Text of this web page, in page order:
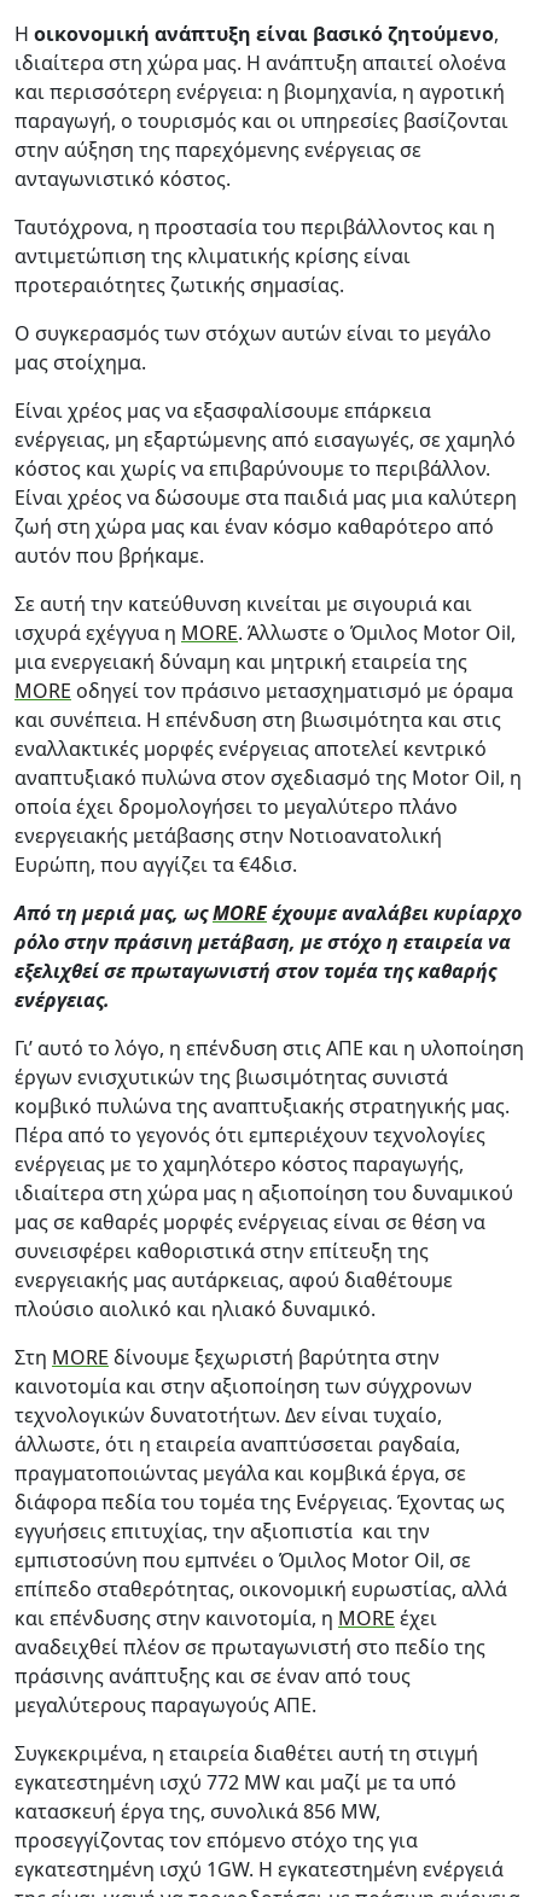
Η οικονομική ανάπτυξη είναι βασικό ζητούμενο,
ιδιαίτερα στη χώρα μας. Η ανάπτυξη απαιτεί ολοένα
και περισσότερη ενέργεια: η βιομηχανία, η αγροτική
παραγωγή, ο τουρισμός και οι υπηρεσίες βασίζονται
στην αύξηση της παρεχόμενης ενέργειας σε
ανταγωνιστικό κόστος.
Ταυτόχρονα, η προστασία του περιβάλλοντος και η
αντιμετώπιση της κλιματικής κρίσης είναι
προτεραιότητες ζωτικής σημασίας.
Ο συγκερασμός των στόχων αυτών είναι το μεγάλο
μας στοίχημα.
Είναι χρέος μας να εξασφαλίσουμε επάρκεια
ενέργειας, μη εξαρτώμενης από εισαγωγές, σε χαμηλό
κόστος και χωρίς να επιβαρύνουμε το περιβάλλον.
Είναι χρέος να δώσουμε στα παιδιά μας μια καλύτερη
ζωή στη χώρα μας και έναν κόσμο καθαρότερο από
αυτόν που βρήκαμε.
Σε αυτή την κατεύθυνση κινείται με σιγουριά και
ισχυρά εχέγγυα η MORE. Άλλωστε ο Όμιλος Motor Oil,
μια ενεργειακή δύναμη και μητρική εταιρεία της
MORE οδηγεί τον πράσινο μετασχηματισμό με όραμα
και συνέπεια. H επένδυση στη βιωσιμότητα και στις
εναλλακτικές μορφές ενέργειας αποτελεί κεντρικό
αναπτυξιακό πυλώνα στον σχεδιασμό της Motor Oil, η
οποία έχει δρομολογήσει το μεγαλύτερο πλάνο
ενεργειακής μετάβασης στην Νοτιοανατολική
Ευρώπη, που αγγίζει τα €4δισ.
Από τη μεριά μας, ωςΜOREέχουμε αναλάβει κυρίαρχο
ρόλο στην πράσινη μετάβαση, με στόχο η εταιρεία να
εξελιχθεί σε πρωταγωνιστή στον τομέα της καθαρής
ενέργειας.
Γι’ αυτό το λόγο, η επένδυση στις ΑΠΕ και η υλοποίηση
έργων ενισχυτικών της βιωσιμότητας συνιστά
κομβικό πυλώνα της αναπτυξιακής στρατηγικής μας.
Πέρα από το γεγονός ότι εμπεριέχουν τεχνολογίες
ενέργειας με το χαμηλότερο κόστος παραγωγής,
ιδιαίτερα στη χώρα μας η αξιοποίηση του δυναμικού
μας σε καθαρές μορφές ενέργειας είναι σε θέση να
συνεισφέρει καθοριστικά στην επίτευξη της
ενεργειακής μας αυτάρκειας, αφού διαθέτουμε
πλούσιο αιολικό και ηλιακό δυναμικό.
Στη MORE δίνουμε ξεχωριστή βαρύτητα στην
καινοτομία και στην αξιοποίηση των σύγχρονων
τεχνολογικών δυνατοτήτων. Δεν είναι τυχαίο,
άλλωστε, ότι η εταιρεία αναπτύσσεται ραγδαία,
πραγματοποιώντας μεγάλα και κομβικά έργα, σε
διάφορα πεδία του τομέα της Ενέργειας. Έχοντας ως
εγγυήσεις επιτυχίας, την αξιοπιστία και την
εμπιστοσύνη που εμπνέει ο Όμιλος Motor Oil, σε
επίπεδο σταθερότητας, οικονομική ευρωστίας, αλλά
και επένδυσης στην καινοτομία, η MORE έχει
αναδειχθεί πλέον σε πρωταγωνιστή στο πεδίο της
πράσινης ανάπτυξης και σε έναν από τους
μεγαλύτερους παραγωγούς ΑΠΕ.
Συγκεκριμένα, η εταιρεία διαθέτει αυτή τη στιγμή
εγκατεστημένη ισχύ 772 ΜW και μαζί με τα υπό
κατασκευή έργα της, συνολικά 856 MW,
προσεγγίζοντας τον επόμενο στόχο της για
εγκατεστημένη ισχύ 1GW. Η εγκατεστημένη ενέργειά